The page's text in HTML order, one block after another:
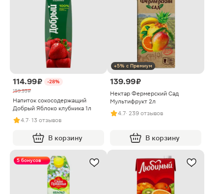
114.99 ₽
-28%
159.99 ₽
Напиток сокосодержащий
Добрый Яблоко клубника 1л
4.7· 13 отзывов
В корзину
+5% с Премиум
139.99 ₽
Нектар Фермерский Сад
Мультифрукт 2л
4.7· 239 отзывов
В корзину
5 бонусов